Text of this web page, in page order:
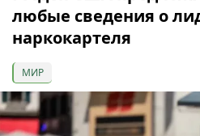
любые сведения о
наркокартеля
МИР